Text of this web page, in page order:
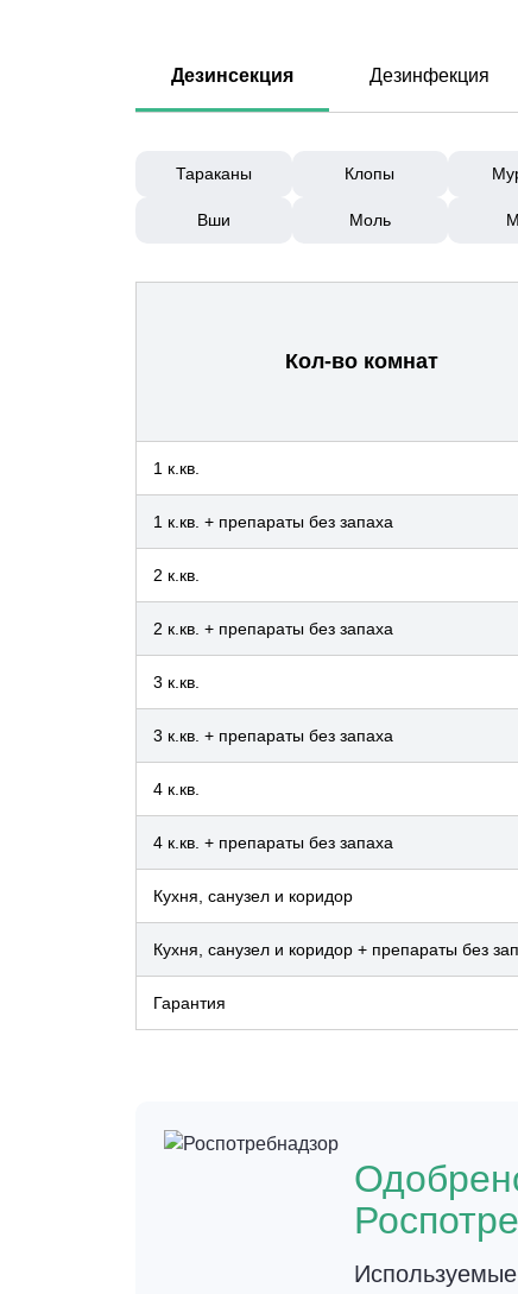
Дезинсекция Дезинфекция
Тараканы Клопы
Вши Моль
Кол-во комнат
1 к.кв.
1 к.кв. + препараты без запаха
2 к.кв.
2 к.кв. + препараты без запаха
3 к.кв.
3 к.кв. + препараты без запаха
4 к.кв.
4 к.кв. + препараты без запаха
Кухня, санузел и коридор
Кухня, санузел и коридор + препараты без
Гарантия